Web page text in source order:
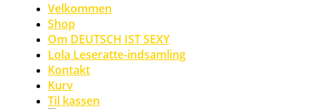
Velkommen
Shop
Om DEUTSCH IST SEXY
Lola Leseratte-indsamling
Kontakt
Kurv
Til kassen